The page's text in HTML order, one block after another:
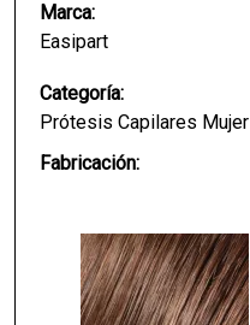
Marca:
Easipart
Categoría:
Prótesis Capilares Mujer
Fabricación: